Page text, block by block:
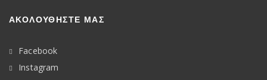
ΑΚΟΛΟΥΘΉΣΤΕ ΜΑΣ
Facebook
Instagram